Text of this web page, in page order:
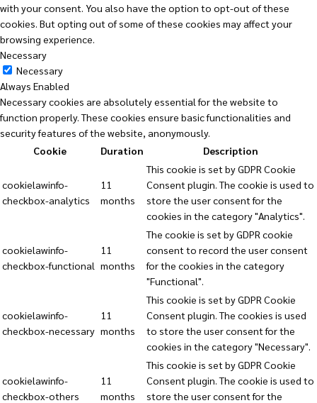
with your consent. You also have the option to opt-out of these
cookies. But opting out of some of these cookies may affect your
browsing experience.
Necessary
Necessary
Always Enabled
Necessary cookies are absolutely essential for the website to
function properly. These cookies ensure basic functionalities and
security features of the website, anonymously.
Cookie
Duration Description
cookielawinfo-
checkbox-analytics
11
months
This cookie is set by GDPR Cookie
Consent plugin. The cookie is used to
store the user consent for the
cookies in the category "Analytics".
cookielawinfo-
checkbox-functional
11
months
The cookie is set by GDPR cookie
consent to record the user consent
for the cookies in the category
"Functional".
cookielawinfo-
checkbox-necessary
11
months
This cookie is set by GDPR Cookie
Consent plugin. The cookies is used
to store the user consent for the
cookies in the category "Necessary".
cookielawinfo-
checkbox-others
11
months
This cookie is set by GDPR Cookie
Consent plugin. The cookie is used to
store the user consent for the